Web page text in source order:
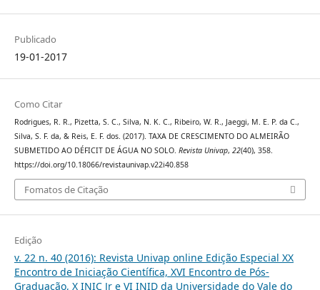
Publicado
19-01-2017
Como Citar
Rodrigues, R. R., Pizetta, S. C., Silva, N. K. C., Ribeiro, W. R., Jaeggi, M. E. P. da C.,
Silva, S. F. da, & Reis, E. F. dos. (2017). TAXA DE CRESCIMENTO DO ALMEIRÃO
SUBMETIDO AO DÉFICIT DE ÁGUA NO SOLO. Revista Univap, 22(40), 358.
https://doi.org/10.18066/revistaunivap.v22i40.858
Fomatos de Citação
Edição
v. 22 n. 40 (2016): Revista Univap online Edição Especial XX
Encontro de Iniciação Científica, XVI Encontro de Pós-
Graduação, X INIC Jr e VI INID da Universidade do Vale do